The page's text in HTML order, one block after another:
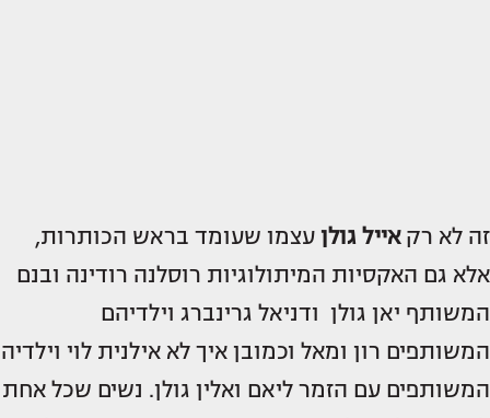
זה לא רקאייל גולן עצמו שעומד בראש הכותרות,
אלא גם האקסיות המיתולוגיות רוסלנה רודינה ובנם
המשותף יאן גולן ודניאל גרינברג וילדיהם
המשותפים רון ומאל וכמובן איך לא אילנית לוי וילדיה
המשותפים עם הזמר ליאם ואלין גולן. נשים שכל אחת